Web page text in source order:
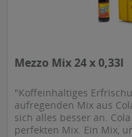
Mezzo Mix 24 x 0,33l
"Koffeinhaltiges
aufregenden Mix aus
sich alles besser an.
perfekten Mix. Ein Mix,